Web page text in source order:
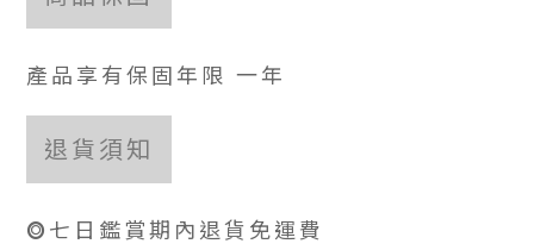
產品享有保固年限 一年
退貨須知
⭗七日鑑賞期內退貨免運費